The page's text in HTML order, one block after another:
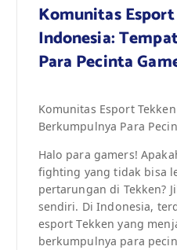
Komunitas
Indonesia:
Para Pecinta
Komunitas Esport
Berkumpulnya Para
Halo para gamers!
fighting yang tidak bisa
pertarungan di Tekken?
sendiri. Di Indonesia,
esport Tekken yang
berkumpulnya para